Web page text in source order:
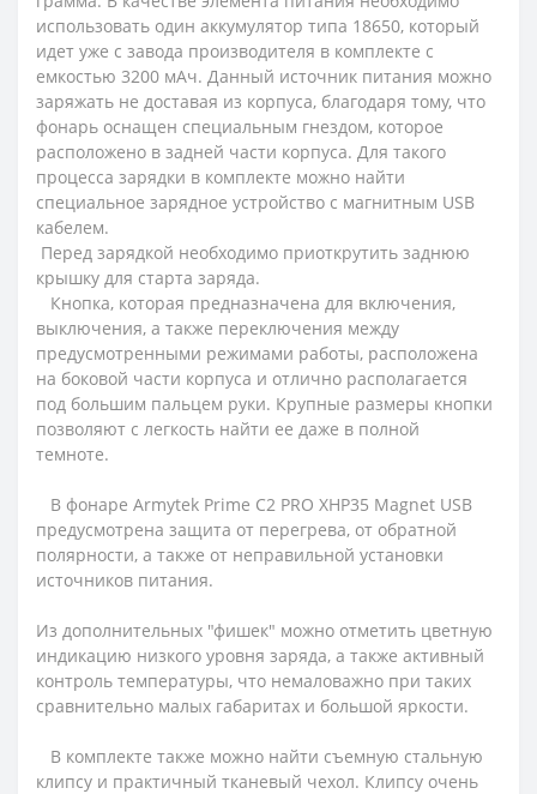
использовать один аккумулятор типа 18650, который
идет уже с завода производителя в комплекте с
емкостью 3200 мАч. Данный источник питания можно
заряжать не доставая из корпуса, благодаря тому, что
фонарь оснащен специальным гнездом, которое
расположено в задней части корпуса. Для такого
процесса зарядки в комплекте можно найти
специальное зарядное устройство с магнитным USB
кабелем.
Перед зарядкой необходимо приоткрутить заднюю
крышку для старта заряда.
Кнопка, которая предназначена для включения,
выключения, а также переключения между
предусмотренными режимами работы, расположена
на боковой части корпуса и отлично располагается
под большим пальцем руки. Крупные размеры кнопки
позволяют с легкость найти ее даже в полной
темноте.
В фонаре Armytek Prime C2 PRO XHP35 Magnet USB
предусмотрена защита от перегрева, от обратной
полярности, а также от неправильной установки
источников питания.
Из дополнительных "фишек" можно отметить цветную
индикацию низкого уровня заряда, а также активный
контроль температуры, что немаловажно при таких
сравнительно малых габаритах и большой яркости.
В комплекте также можно найти съемную стальную
клипсу и практичный тканевый чехол. Клипсу очень